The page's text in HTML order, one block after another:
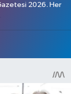
2026. Her